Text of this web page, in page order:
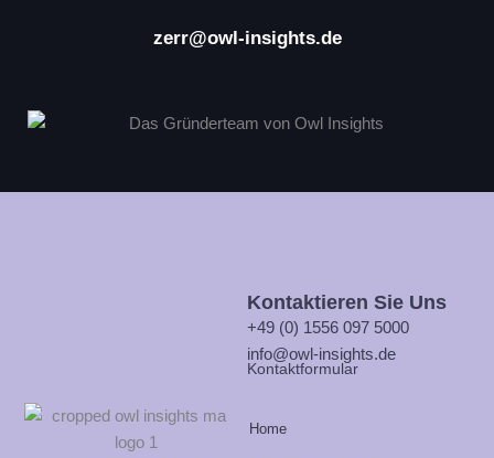
zerr@owl-insights.de
Kontaktieren Sie Uns
+49 (0) 1556 097 5000
info@owl-insights.de
Kontaktformular
Home